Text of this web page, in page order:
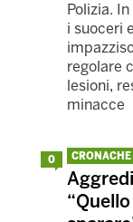
Polizia.
i suoceri
regolare
lesioni,
minacce
0 CRONACHE